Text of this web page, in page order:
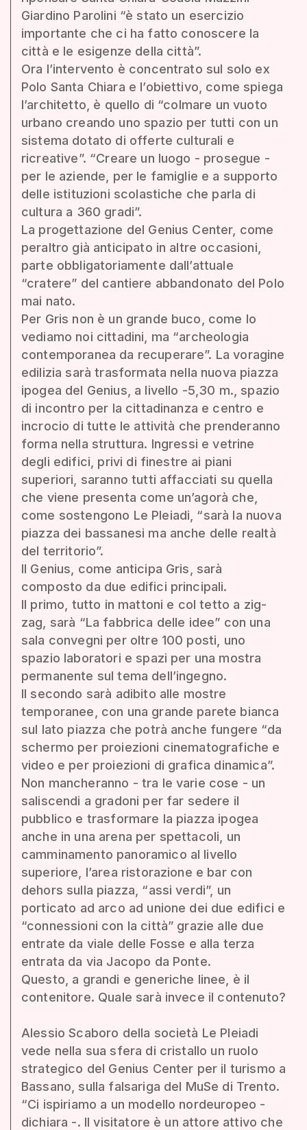
Giardino Parolini “è stato un esercizio
importante che ci ha fatto conoscere la
città e le esigenze della città”.
Ora l’intervento è concentrato sul solo ex
Polo Santa Chiara e l’obiettivo, come spiega
l’architetto, è quello di “colmare un vuoto
urbano creando uno spazio per tutti con un
sistema dotato di offerte culturali e
ricreative”. “Creare un luogo - prosegue -
per le aziende, per le famiglie e a supporto
delle istituzioni scolastiche che parla di
cultura a 360 gradi”.
La progettazione del Genius Center, come
peraltro già anticipato in altre occasioni,
parte obbligatoriamente dall’attuale
“cratere” del cantiere abbandonato del Polo
mai nato.
Per Gris non è un grande buco, come lo
vediamo noi cittadini, ma “archeologia
contemporanea da recuperare”. La voragine
edilizia sarà trasformata nella nuova piazza
ipogea del Genius, a livello -5,30 m., spazio
di incontro per la cittadinanza e centro e
incrocio di tutte le attività che prenderanno
forma nella struttura. Ingressi e vetrine
degli edifici, privi di finestre ai piani
superiori, saranno tutti affacciati su quella
che viene presenta come un’agorà che,
come sostengono Le Pleiadi, “sarà la nuova
piazza dei bassanesi ma anche delle realtà
del territorio”.
Il Genius, come anticipa Gris, sarà
composto da due edifici principali.
Il primo, tutto in mattoni e col tetto a zig-
zag, sarà “La fabbrica delle idee” con una
sala convegni per oltre 100 posti, uno
spazio laboratori e spazi per una mostra
permanente sul tema dell’ingegno.
Il secondo sarà adibito alle mostre
temporanee, con una grande parete bianca
sul lato piazza che potrà anche fungere “da
schermo per proiezioni cinematografiche e
video e per proiezioni di grafica dinamica”.
Non mancheranno - tra le varie cose - un
saliscendi a gradoni per far sedere il
pubblico e trasformare la piazza ipogea
anche in una arena per spettacoli, un
camminamento panoramico al livello
superiore, l’area ristorazione e bar con
dehors sulla piazza, “assi verdi”, un
porticato ad arco ad unione dei due edifici e
“connessioni con la città” grazie alle due
entrate da viale delle Fosse e alla terza
entrata da via Jacopo da Ponte.
Questo, a grandi e generiche linee, è il
contenitore. Quale sarà invece il contenuto?
Alessio Scaboro della società Le Pleiadi
vede nella sua sfera di cristallo un ruolo
strategico del Genius Center per il turismo a
Bassano, sulla falsariga del MuSe di Trento.
“Ci ispiriamo a un modello nordeuropeo -
dichiara -. Il visitatore è un attore attivo che